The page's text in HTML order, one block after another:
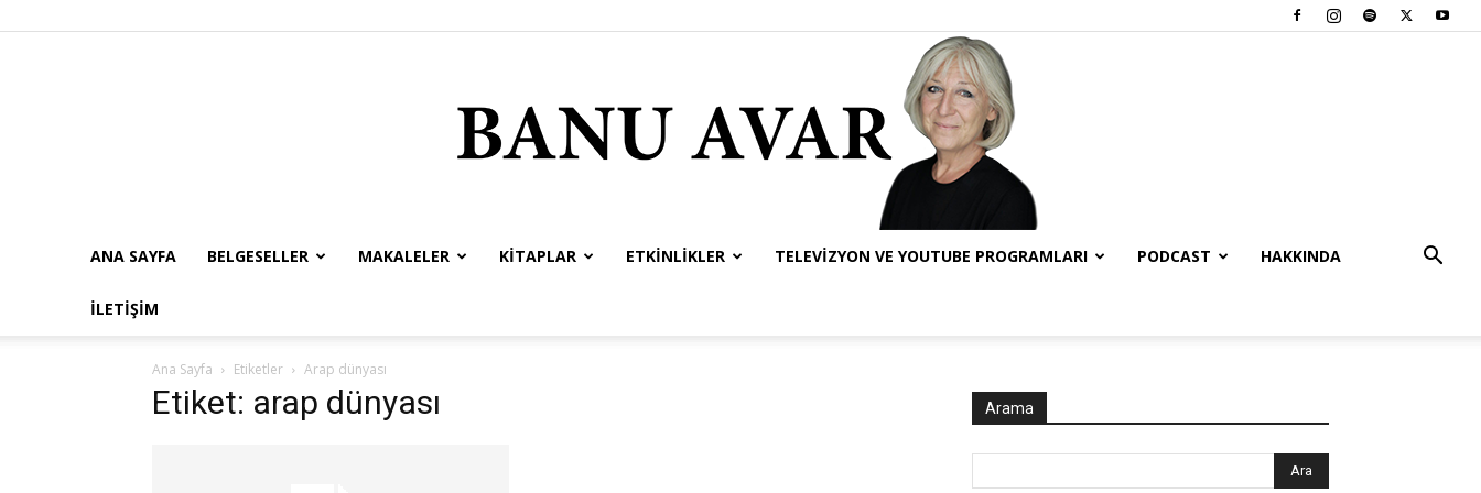
ANA SAYFA BELGESELLER MAKALELER KITAPLAR ETKINLIKLER TELEVIZYON VE YOUTUBE PROGRAMLARI PODCAST HAKKINDA
İLETIŞIM
Ana Sayfa Etiketler Arap dünyası
Etiket: arap dünyası Arama